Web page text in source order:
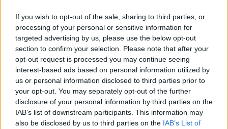
If you wish to opt-out of the sale, sharing to third parties, or
processing of your personal or sensitive information for
targeted advertising by us, please use the below opt-out
section to confirm your selection. Please note that after your
opt-out request is processed you may continue seeing
interest-based ads based on personal information utilized by
us or personal information disclosed to third parties prior to
your opt-out. You may separately opt-out of the further
disclosure of your personal information by third parties on the
IAB’s list of downstream participants. This information may
also be disclosed by us to third parties on the IAB’s List of
Πανεπιστημίου Πελοποννήσου
24 Ιανουαρίου 2024 11:25